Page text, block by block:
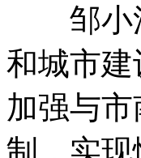
邹小洪
和城市
加强与
制，实